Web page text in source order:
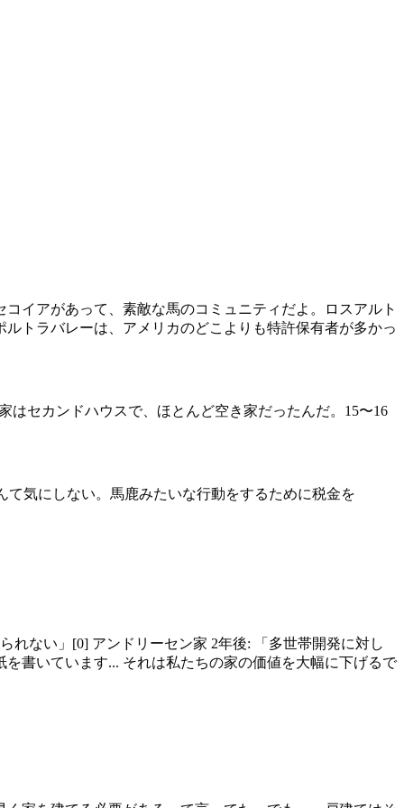
イアがあって、素敵な馬のコミュニティだよ。ロスアルト
トラバレーは、アメリカのどこよりも特許保有者が多かっ
セカンドハウスで、ほとんど空き家だったんだ。15〜16
気にしない。馬鹿みたいな行動をするために税金を
れない」[0] アンドリーセン家 2年後: 「多世帯開発に対し
書いています... それは私たちの家の価値を大幅に下げるで